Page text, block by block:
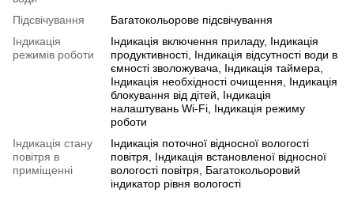
Підсвічування
Багатокольорове підсвічування
Індикація
режимів роботи
Індикація включення приладу, Індикація
продуктивності, Індикація відсутності води в
ємності зволожувача, Індикація таймера,
Індикація необхідності очищення, Індикація
блокування від дітей, Індикація
налаштувань Wi-Fi, Індикація режиму
роботи
Індикація стану
повітря в
приміщенні
Індикація поточної відносної вологості
повітря, Індикація встановленої відносної
вологості повітря, Багатокольоровий
індикатор рівня вологості